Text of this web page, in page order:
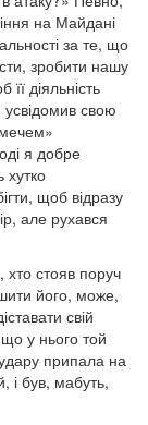
на Майдані
за те, що
зробити нашу
діяльність
свою
я добре
хутко
щоб відразу
але рухався
стояв поруч
його, може,
свій
у нього той
припала на
і був, мабуть,